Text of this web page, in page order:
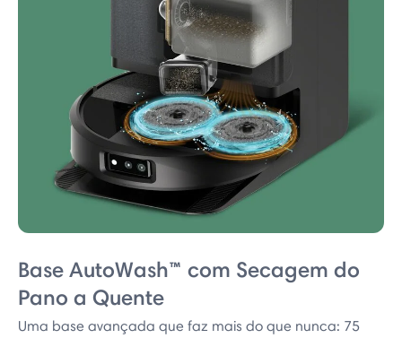
Base AutoWash™ com Secagem do
Pano a Quente
Uma base avançada que faz mais do que nunca: 75